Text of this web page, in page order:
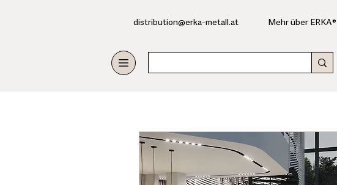
​distribution@erka-metall.at Mehr über ERKA®